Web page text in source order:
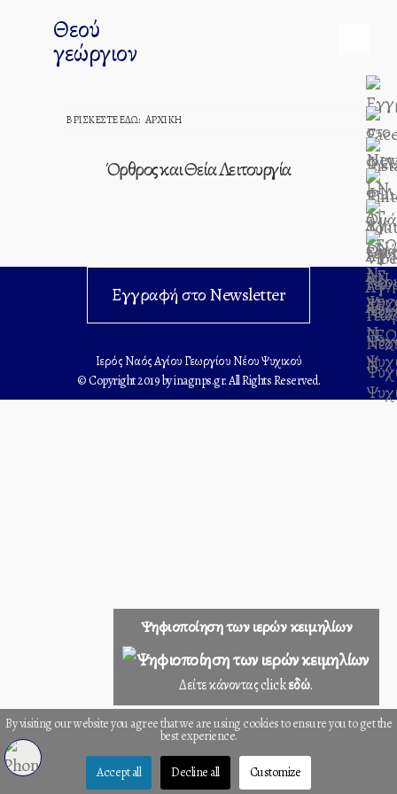
Θεού
γεώργιον
ΒΡΊΣΚΕΣΤΕ ΕΔΏ: ΑΡΧΙΚΉ
Όρθρος και Θεία Λειτουργία
Εγγραφή στο Newsletter
Ιερός Ναός Αγίου Γεωργίου Νέου Ψυχικού
© Copyright 2019 by inagnps.gr. All Rights Reserved.
Ψηφιοποίηση των ιερών κειμηλίων
Δείτε κάνοντας clickεδώ.
By visiting our website you agree that we are using cookies to ensure you to get the
best experience.
Accept all Decline all Customize